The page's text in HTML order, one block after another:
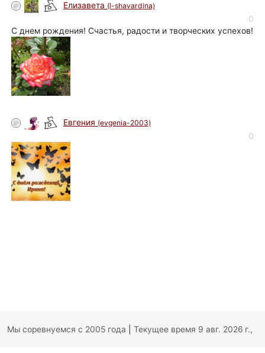
Елизавета (l-shavardina)
0
С днем рождения! Счастья, радости и творческих успехов!
Евгения (evgenia-2003)
0
Мы соревнуемся с 2005 года Текущее время 9 авг. 2026 г.,